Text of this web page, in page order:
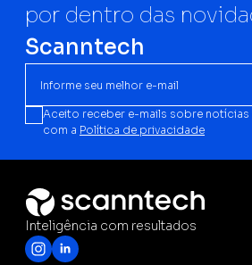
por dentro das
Scanntech
Aceito receber e-mails sobre notícias
com a Política de privacidade
Inteligência com resultados